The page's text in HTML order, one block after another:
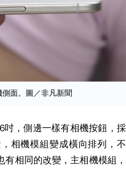
面。圖／非凡新聞
吋，側邊一樣有相機按鈕，採
相機模組變成橫向排列，不
有相同的改變，主相機模組，